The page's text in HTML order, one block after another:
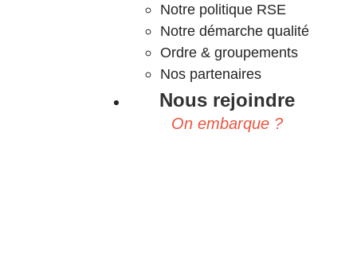
Notre politique RSE
Notre démarche qualité
Ordre & groupements
Nos partenaires
Nous rejoindre
On embarque ?